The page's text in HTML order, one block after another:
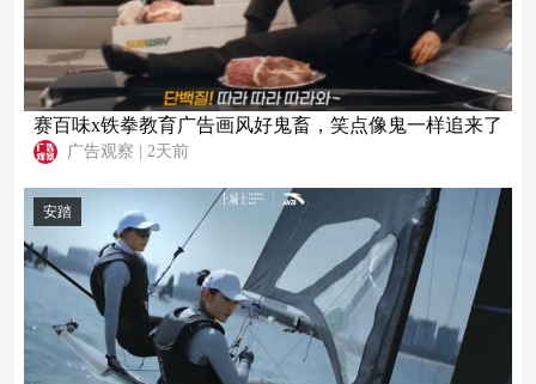
赛百味x铁拳教育广告画风好鬼畜，笑点像鬼一样追来了
广告观察 | 2天前
安踏